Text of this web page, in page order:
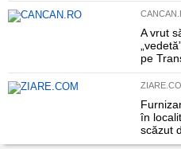
A vrut
pe
în
scăzut